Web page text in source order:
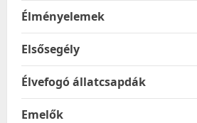
Élményelemek
Elsősegély
Élvefogó állatcsapdák
Emelők